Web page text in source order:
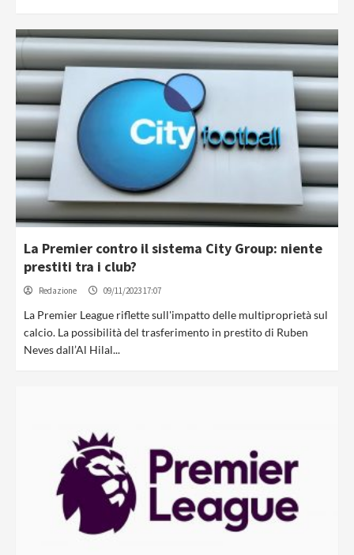
La Premier contro il sistema City Group: niente
prestiti tra i club?
Redazione 09/11/2023 17:07
La Premier League riflette sull'impatto delle multiproprietà sul
calcio. La possibilità del trasferimento in prestito di Ruben
Neves dall’Al Hilal...